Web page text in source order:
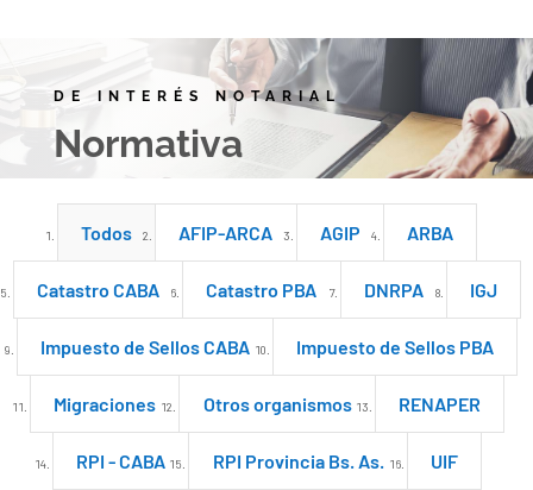
DE INTERÉS NOTARIAL
Normativa
Todos AFIP-ARCA AGIP ARBA
Catastro CABA Catastro PBA DNRPA IGJ
Impuesto de Sellos CABA Impuesto de Sellos PBA
Migraciones Otros organismos RENAPER
RPI - CABA RPI Provincia Bs. As. UIF